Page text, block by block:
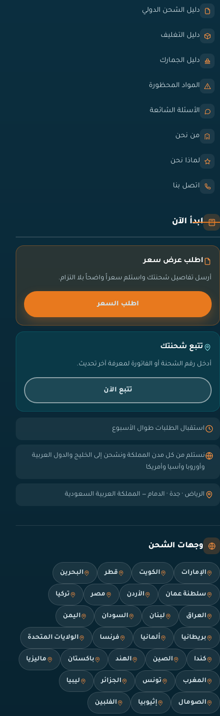
دليل الشحن الدولي
دليل التغليف
دليل الجمارك
المواد المحظورة
الأسئلة الشائعة
من نحن
لماذا نحن
اتصل بنا
ابدأ الآن
اطلب عرض سعر
أرسل تفاصيل شحنتك واستلم سعراً واضحاً بلا التزام.
اطلب السعر
تتبع شحنتك
أدخل رقم الشحنة أو الفاتورة لمعرفة آخر تحديث.
تتبع الآن
استقبال الطلبات طوال الأسبوع
نستلم من كل مدن المملكة ونشحن إلى الخليج والدول العربية
وأوروبا وآسيا وأمريكا
الرياض · جدة · الدمام — المملكة العربية السعودية
وجهات الشحن
الإمارات الكويت قطر البحرين
سلطنة عمان الأردن مصر تركيا
العراق لبنان السودان اليمن
بريطانيا ألمانيا فرنسا الولايات المتحدة
كندا الصين الهند باكستان ماليزيا
المغرب تونس الجزائر ليبيا
الصومال إثيوبيا الفلبين